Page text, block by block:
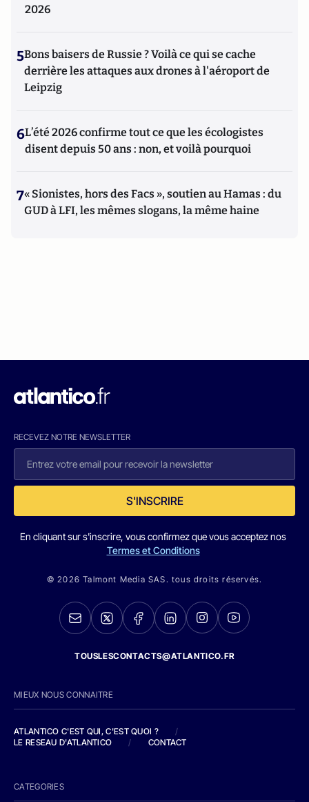
2026
5Bons baisers de Russie ? Voilà ce qui se cache
derrière les attaques aux drones à l'aéroport de
Leipzig
6L’été 2026 confirme tout ce que les écologistes
disent depuis 50 ans : non, et voilà pourquoi
7« Sionistes, hors des Facs », soutien au Hamas : du
GUD à LFI, les mêmes slogans, la même haine
RECEVEZ NOTRE NEWSLETTER
S'INSCRIRE
En cliquant sur s'inscrire, vous confirmez que vous acceptez nos
Termes et Conditions
© 2026 Talmont Media SAS. tous droits réservés.
TOUSLESCONTACTS@ATLANTICO.FR
MIEUX NOUS CONNAITRE
ATLANTICO C'EST QUI, C'EST QUOI ?
/
LE RESEAU D'ATLANTICO
/ CONTACT
CATEGORIES